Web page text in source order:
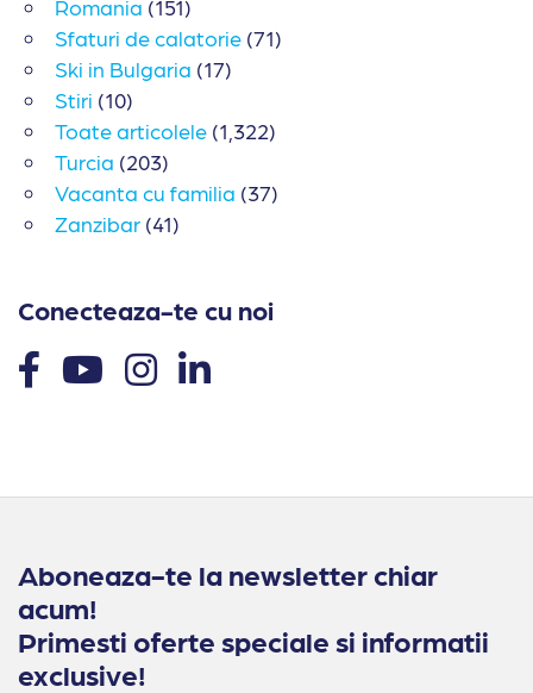
Romania (151)
Sfaturi de calatorie (71)
Ski in Bulgaria (17)
Stiri (10)
Toate articolele (1,322)
Turcia (203)
Vacanta cu familia (37)
Zanzibar (41)
Conecteaza-te cu noi
Aboneaza-te la newsletter chiar
acum!
Primesti oferte speciale si informatii
exclusive!